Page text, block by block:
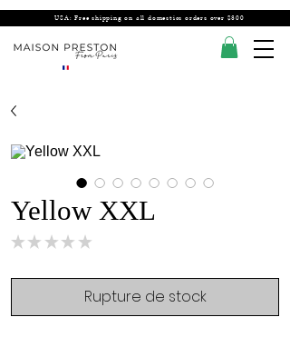
USA: Free shipping on all domestics orders over $300
Yellow XXL
★ ★ ★ ★ ★
Rupture de stock